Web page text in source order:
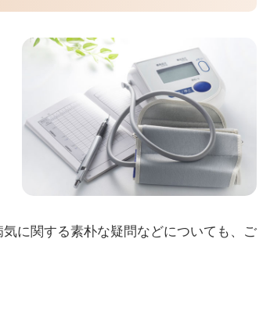
に関する素朴な疑問などについても、ご